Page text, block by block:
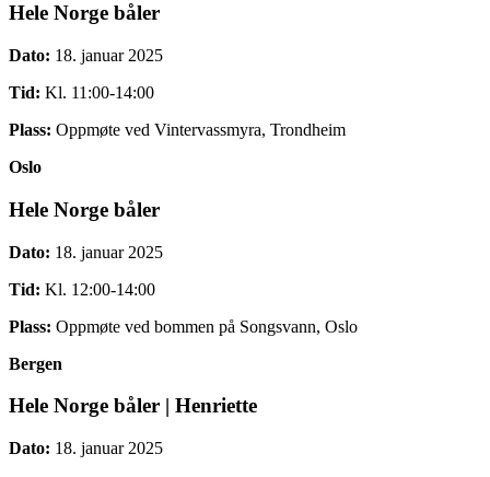
Hele Norge båler
Dato: 18. januar 2025
Tid: Kl. 11:00-14:00
Plass: Oppmøte ved Vintervassmyra, Trondheim
Oslo
Hele Norge båler
Dato: 18. januar 2025
Tid: Kl. 12:00-14:00
Plass: Oppmøte ved bommen på Songsvann, Oslo
Bergen
Hele Norge båler | Henriette
Dato: 18. januar 2025